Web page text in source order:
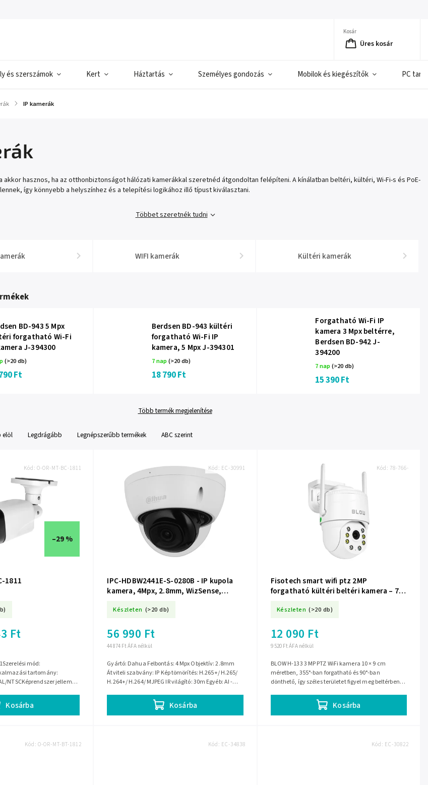
Kosár
Üres kosár
és szerszámok Kert Háztartás Személyes gondozás Mobilok és kiegészítők PC
/ IP kamerák
akkor hasznos, ha az otthonbiztonságot hálózati kamerákkal szeretnéd átgondoltan felépíteni. A kínálatban beltéri, kültéri, Wi‑Fi-s és PoE-
így könnyebb a helyszínhez és a telepítési logikához illő típust kiválasztani.
Többet szeretnék tudni
WIFI kamerák Kültéri kamerák
BD-943 5 Mpx
forgatható Wi-Fi
J-394300
(>20 db)
Ft
Berdsen BD-943 kültéri
forgatható Wi‑Fi IP
kamera, 5 Mpx J-394301
7 nap(>20 db)
18 790 Ft
Forgatható Wi-Fi IP
kamera 3 Mpx beltérre,
Berdsen BD-942 J-
394200
7 nap(>20 db)
15 390 Ft
Több termék megjelenítése
elöl Legdrágább Legnépszerűbb termékek ABC szerint
–29 %
1811
Ft
Kosárba
mód:
tartomány:
NTSCKéprendszer jellemző:
Kód:O-OR-MT-BC-1811
IPC-HDBW2441E-S-0280B - IP kupola
kamera, 4Mpx, 2.8mm, WizSense,
Készleten (>20 db)
44 874 Ft ÁFA nélkül
56 990 Ft
Kosárba
Gyártó: Dahua Felbontás: 4 Mpx Objektív: 2.8mm
Átviteli szabvány: IP Kép tömörítés: H.265+/ H.265/
H.264+/ H.264/ MJPEG IR világító: 30m Egyéb: AI -
Kód: EC-30991
Fisotech smart wifi ptz 2MP
forgatható kültéri beltéri kamera – 78-
Készleten (>20 db)
9 520 Ft ÁFA nélkül
12 090 Ft
Kosárba
BLOW H-133 3 MP PTZ WiFi kamera 10 × 9 cm
méretben, 355°-ban forgatható és 90°-ban
dönthető, így széles területet figyel meg beltérben
Kód: 78-766-
Kód:O-OR-MT-BT-1812 Kód: EC-34838 Kód: EC-30822